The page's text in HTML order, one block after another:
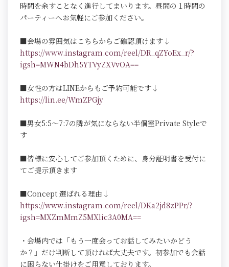
時間を余すことなく進行してまいります。昼間の１時間の
パーティーへお気軽にご参加ください。
■会場の雰囲気はこちらからご確認頂けます↓
https://www.instagram.com/reel/DR_qZYoEx_r/?
igsh=MWN4bDh5YTVyZXVvOA==
■女性の方はLINEからもご予約可能です↓
https://lin.ee/WmZPGjy
■男女5:5～7:7の隣が気にならない半個室Private Styleで
す
■皆様に安心してご参加頂くために、身分証明書を受付に
てご提示頂きます
■Concept 選ばれる理由↓
https://www.instagram.com/reel/DKa2jd8zPPr/?
igsh=MXZmMmZ5MXlic3A0MA==
・会場内では「もう一度会ってお話してみたいかどう
か？」だけ判断して頂ければ大丈夫です。初参加でも会話
に困らない仕掛けをご用意しております。